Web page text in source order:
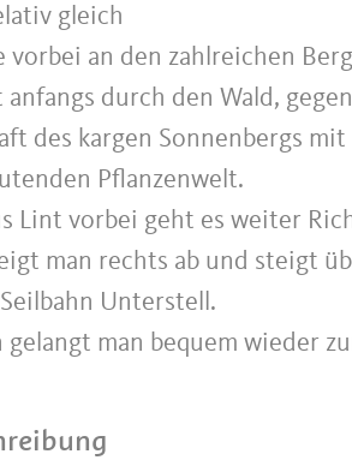
gleich
vorbei an den zahlreichen
durch den Wald,
des kargen Sonnenbergs
Pflanzenwelt.
Lint vorbei geht es weiter
man rechts ab und steigt
Unterstell.
man bequem wieder